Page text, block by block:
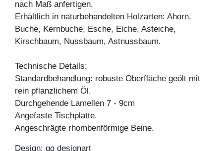
nach Maß anfertigen.
Erhältlich in naturbehandelten Holzarten: Ahorn,
Buche, Kernbuche, Esche, Eiche, Asteiche,
Kirschbaum, Nussbaum, Astnussbaum.
Technische Details:
Standardbehandlung: robuste Oberfläche geölt mit
rein pflanzlichem Öl.
Durchgehende Lamellen 7 - 9cm
Angefaste Tischplatte.
Angeschrägte rhombenförmige Beine.
Design: gg designart